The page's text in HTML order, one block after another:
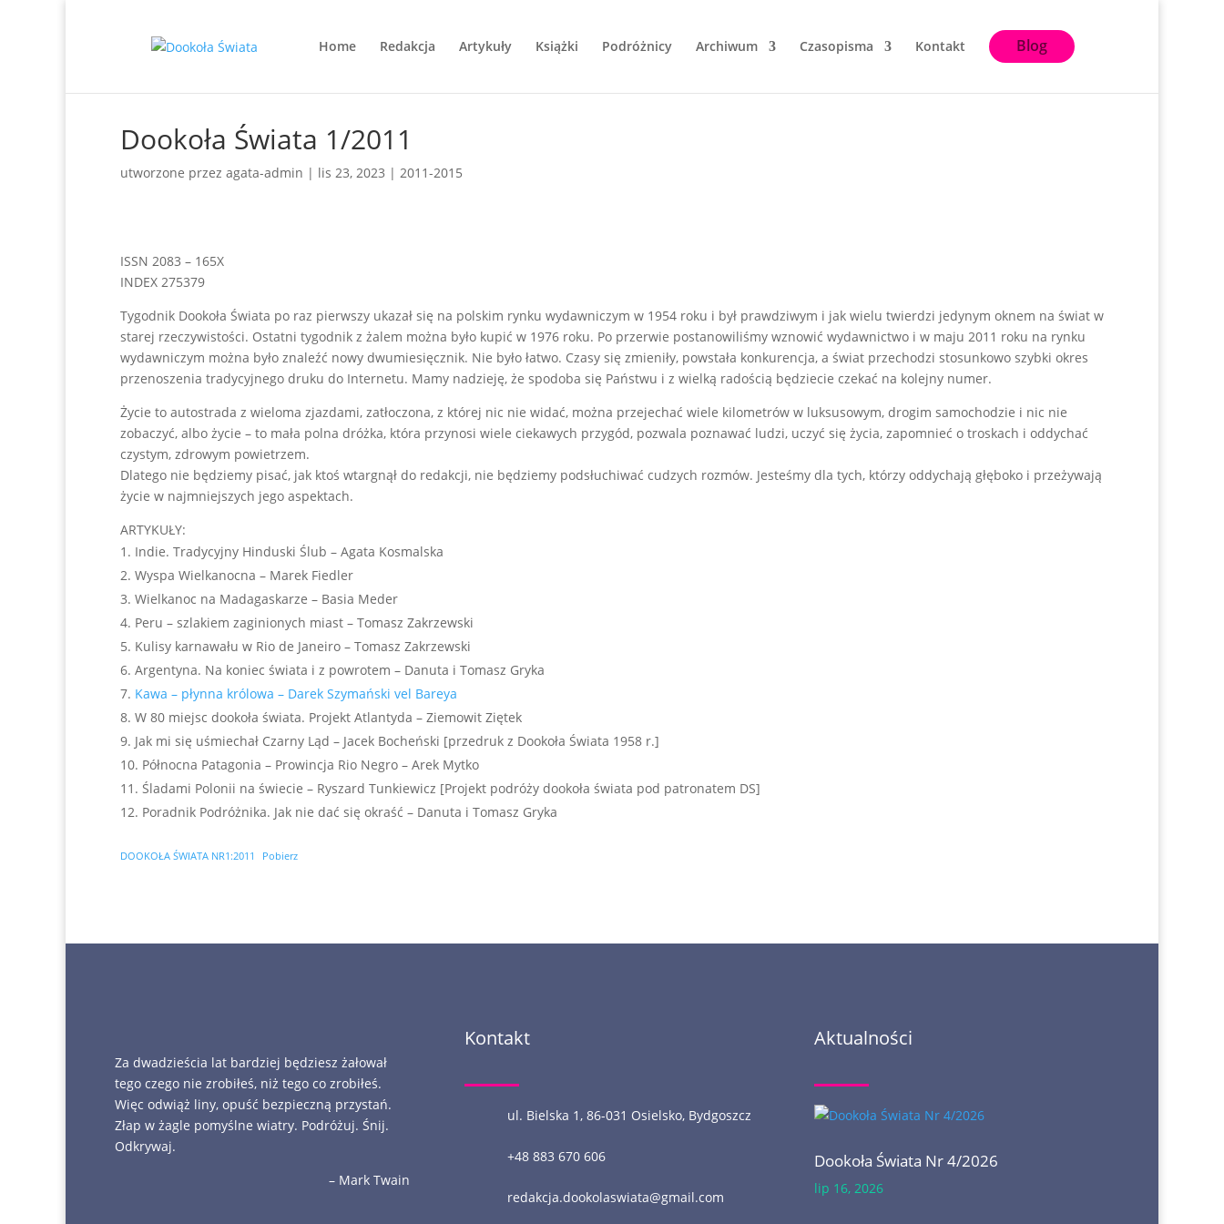
Home Redakcja Artykuły Książki Podróżnicy Archiwum Czasopisma Kontakt Blog
Dookoła Świata 1/2011
utworzone przez agata-admin | lis 23, 2023 | 2011-2015
ISSN 2083 – 165X
INDEX 275379
Tygodnik Dookoła Świata po raz pierwszy ukazał się na polskim rynku wydawniczym w 1954 roku i był prawdziwym i jak wielu twierdzi jedynym oknem na świat w
starej rzeczywistości. Ostatni tygodnik z żalem można było kupić w 1976 roku. Po przerwie postanowiliśmy wznowić wydawnictwo i w maju 2011 roku na rynku
wydawniczym można było znaleźć nowy dwumiesięcznik. Nie było łatwo. Czasy się zmieniły, powstała konkurencja, a świat przechodzi stosunkowo szybki okres
przenoszenia tradycyjnego druku do Internetu. Mamy nadzieję, że spodoba się Państwu i z wielką radością będziecie czekać na kolejny numer.
Życie to autostrada z wieloma zjazdami, zatłoczona, z której nic nie widać, można przejechać wiele kilometrów w luksusowym, drogim samochodzie i nic nie
zobaczyć, albo życie – to mała polna dróżka, która przynosi wiele ciekawych przygód, pozwala poznawać ludzi, uczyć się życia, zapomnieć o troskach i oddychać
czystym, zdrowym powietrzem.
Dlatego nie będziemy pisać, jak ktoś wtargnął do redakcji, nie będziemy podsłuchiwać cudzych rozmów. Jesteśmy dla tych, którzy oddychają głęboko i przeżywają
życie w najmniejszych jego aspektach.
ARTYKUŁY:
Indie. Tradycyjny Hinduski Ślub – Agata Kosmalska
Wyspa Wielkanocna – Marek Fiedler
Wielkanoc na Madagaskarze – Basia Meder
Peru – szlakiem zaginionych miast – Tomasz Zakrzewski
Kulisy karnawału w Rio de Janeiro – Tomasz Zakrzewski
Argentyna. Na koniec świata i z powrotem – Danuta i Tomasz Gryka
Kawa – płynna królowa – Darek Szymański vel Bareya
W 80 miejsc dookoła świata. Projekt Atlantyda – Ziemowit Ziętek
Jak mi się uśmiechał Czarny Ląd – Jacek Bocheński [przedruk z Dookoła Świata 1958 r.]
Północna Patagonia – Prowincja Rio Negro – Arek Mytko
Śladami Polonii na świecie – Ryszard Tunkiewicz [Projekt podróży dookoła świata pod patronatem DS]
Poradnik Podróżnika. Jak nie dać się okraść – Danuta i Tomasz Gryka
DOOKOŁA ŚWIATA NR1:2011 Pobierz
Za dwadzieścia lat bardziej będziesz żałował
tego czego nie zrobiłeś, niż tego co zrobiłeś.
Więc odwiąż liny, opuść bezpieczną przystań.
Złap w żagle pomyślne wiatry. Podróżuj. Śnij.
Odkrywaj.
– Mark Twain
Kontakt
ul. Bielska 1, 86-031 Osielsko, Bydgoszcz
+48 883 670 606
redakcja.dookolaswiata@gmail.com
Aktualności
Dookoła Świata Nr 4/2026
lip 16, 2026